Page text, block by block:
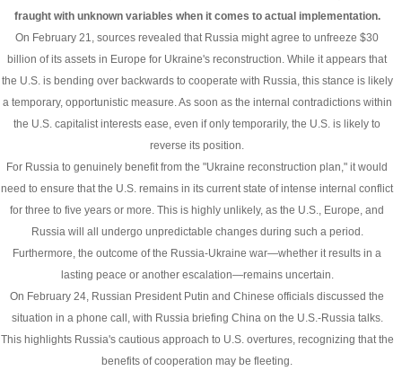
fraught with unknown variables when it comes to actual implementation.
On February 21, sources revealed that Russia might agree to unfreeze $30
billion of its assets in Europe for Ukraine's reconstruction. While it appears that
the U.S. is bending over backwards to cooperate with Russia, this stance is likely
a temporary, opportunistic measure. As soon as the internal contradictions within
the U.S. capitalist interests ease, even if only temporarily, the U.S. is likely to
reverse its position.
For Russia to genuinely benefit from the "Ukraine reconstruction plan," it would
need to ensure that the U.S. remains in its current state of intense internal conflict
for three to five years or more. This is highly unlikely, as the U.S., Europe, and
Russia will all undergo unpredictable changes during such a period.
Furthermore, the outcome of the Russia-Ukraine war—whether it results in a
lasting peace or another escalation—remains uncertain.
On February 24, Russian President Putin and Chinese officials discussed the
situation in a phone call, with Russia briefing China on the U.S.-Russia talks.
This highlights Russia's cautious approach to U.S. overtures, recognizing that the
benefits of cooperation may be fleeting.